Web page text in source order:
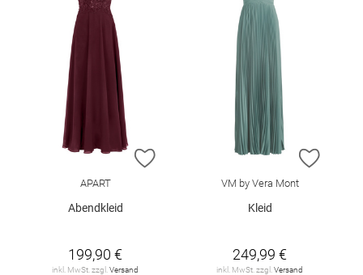
ZUR WUNSCHLISTE HINZUFÜGEN
APART
Abendkleid
199,90 €
inkl. MwSt. zzgl. Versand
ZUR
VM by Vera Mont
Kleid
249,99 €
inkl. MwSt. zzgl. Versand